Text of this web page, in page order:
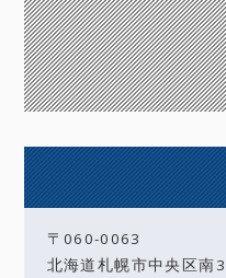
〒060-0063
北海道札幌市中央区